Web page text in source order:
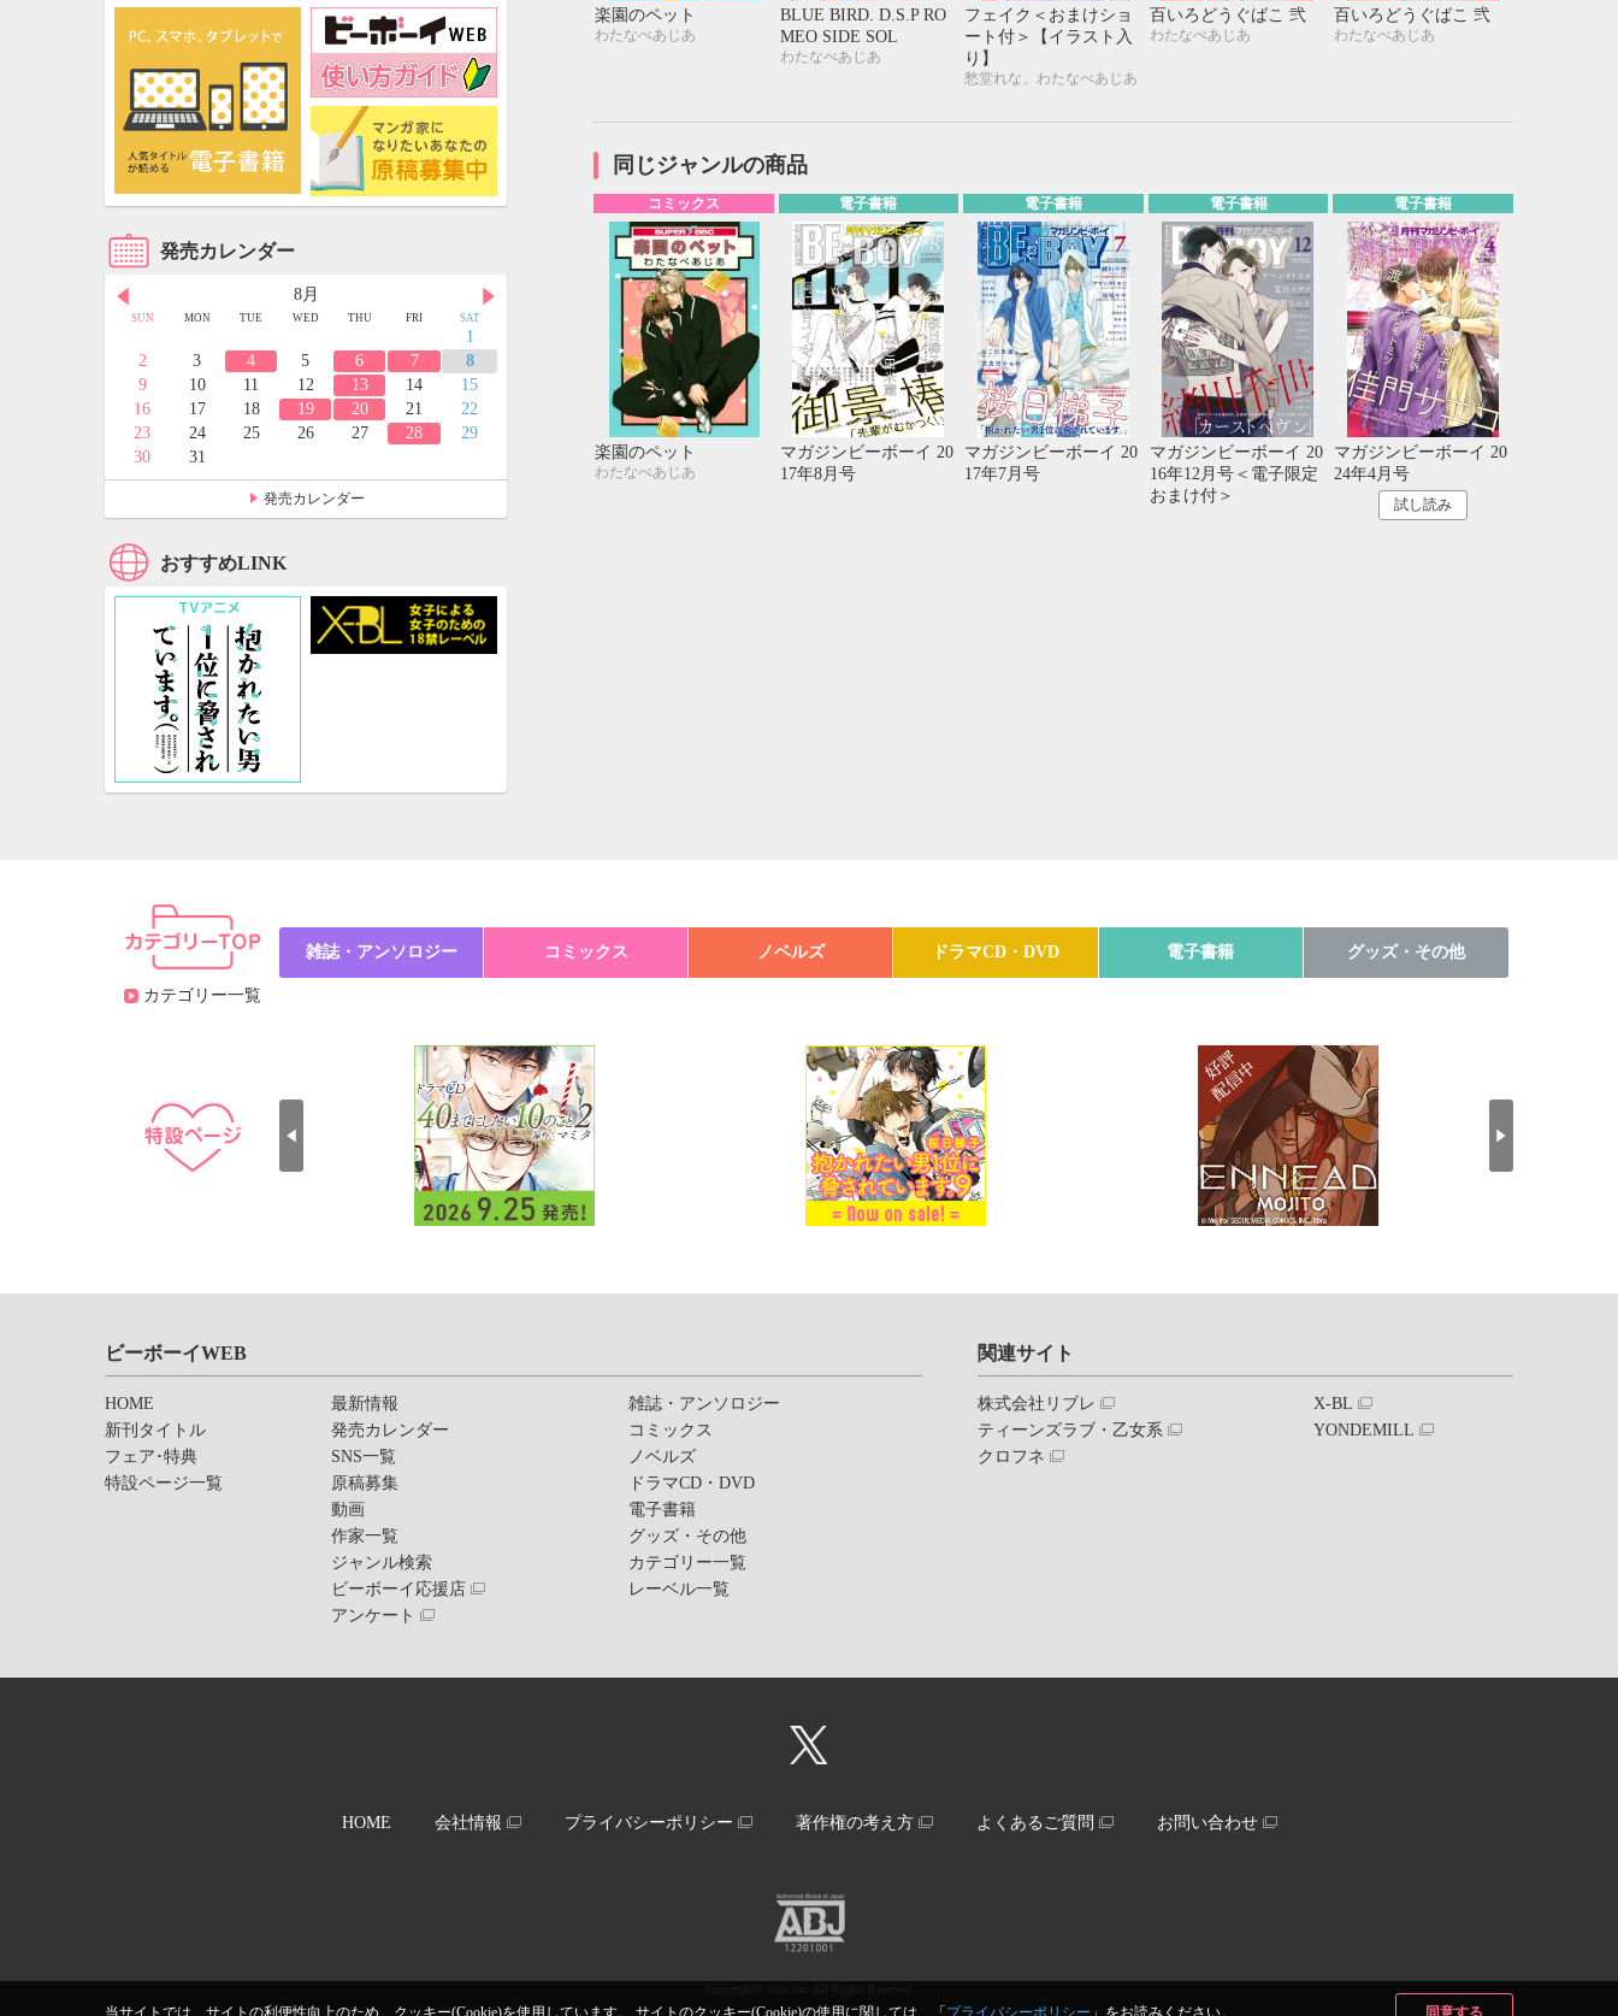
当サイトでは、サイトの利便性向上のため、クッキー(Cookie)を使用しています。 サイトのクッキー(Cookie)の使用に関しては、「 プライバシーポリシー 」をお読みください。 同意する
楽園のペット
わたなべあじあ
BLUE BIRD. D.S.P RO
MEO SIDE SOL
わたなべあじあ
フェイク＜おまけショ
ート付＞【イラスト入
り】
愁堂れな、わたなべあじあ
百いろどうぐばこ 弐
わたなべあじあ
百いろどうぐばこ 弐
わたなべあじあ
同じジャンルの商品
コミックス
楽園のペット
わたなべあじあ
電子書籍
マガジンビーボーイ 20
17年8月号
電子書籍
マガジンビーボーイ 20
17年7月号
電子書籍
マガジンビーボーイ 20
16年12月号＜電子限定
おまけ付＞
電子書籍
マガジンビーボーイ 20
24年4月号
試し読み
発売カレンダー
8月
SUN MON TUE WED THU FRI SAT
1
2
3 4 5 6 7
8
9
10 11 12 13 14
15
16
17 18 19 20 21
22
23
24 25 26 27 28
29
30
31
9月
TUE WED FRI SAT
1 3 4
5
10 11
12
15 16 18
19
23 25
26
29 30
10月
SUN MON TUE WED THU FRI SAT
1 2
3
4
5 6 7 8 9
10
11
12 13 14 16
17
18
19 20 21 22 23
24
26 27 28 29 30 31
発売カレンダー
おすすめLINK
カテゴリー一覧
雑誌・アンソロジー コミックス ノベルズ ドラマCD・DVD 電子書籍 グッズ・その他
ビーボーイWEB
HOME
新刊タイトル
フェア･特典
特設ページ一覧
最新情報
発売カレンダー
SNS一覧
原稿募集
動画
作家一覧
ジャンル検索
ビーボーイ応援店
アンケート
雑誌・アンソロジー
コミックス
ノベルズ
ドラマCD・DVD
電子書籍
グッズ・その他
カテゴリー一覧
レーベル一覧
関連サイト
株式会社リブレ
ティーンズラブ・乙女系
クロフネ
X-BL
YONDEMILL
HOME 会社情報 プライバシーポリシー 著作権の考え方 よくあるご質問 お問い合わせ